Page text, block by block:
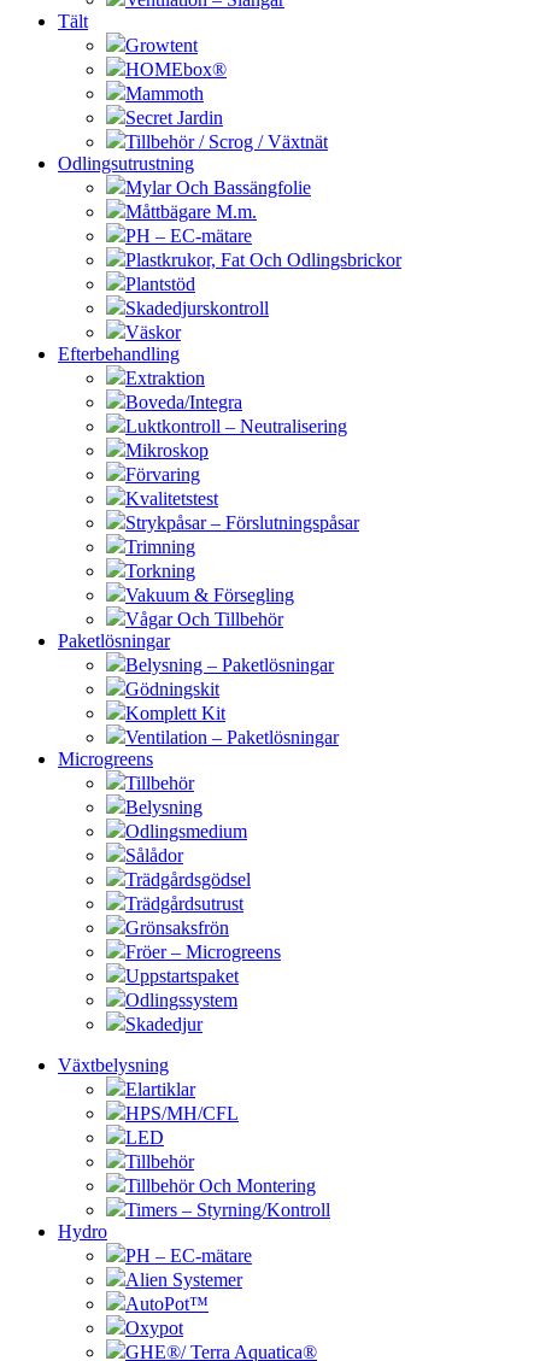
Tält
Growtent
HOMEbox®
Mammoth
Secret Jardin
Tillbehör / Scrog / Växtnät
Odlingsutrustning
Mylar Och Bassängfolie
Måttbägare M.m.
PH – EC-mätare
Plastkrukor, Fat Och Odlingsbrickor
Plantstöd
Skadedjurskontroll
Väskor
Efterbehandling
Extraktion
Boveda/Integra
Luktkontroll – Neutralisering
Mikroskop
Förvaring
Kvalitetstest
Strykpåsar – Förslutningspåsar
Trimning
Torkning
Vakuum & Försegling
Vågar Och Tillbehör
Paketlösningar
Belysning – Paketlösningar
Gödningskit
Komplett Kit
Ventilation – Paketlösningar
Microgreens
Tillbehör
Belysning
Odlingsmedium
Sålådor
Trädgårdsgödsel
Trädgårdsutrust
Grönsaksfrön
Fröer – Microgreens
Uppstartspaket
Odlingssystem
Skadedjur
Växtbelysning
Elartiklar
HPS/MH/CFL
LED
Tillbehör
Tillbehör Och Montering
Timers – Styrning/Kontroll
Hydro
PH – EC-mätare
Alien Systemer
AutoPot™
Oxypot
GHE®/ Terra Aquatica®